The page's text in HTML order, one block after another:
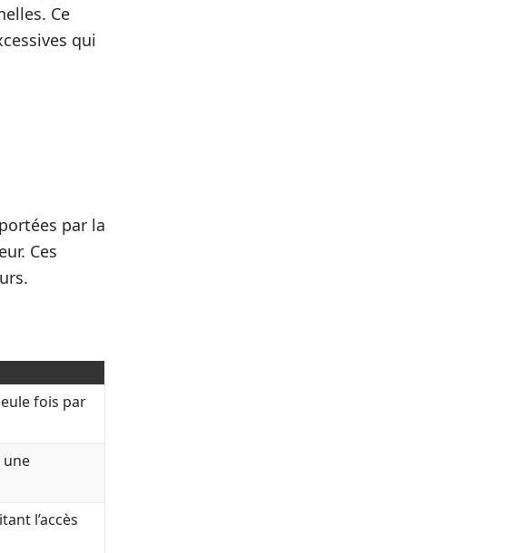
Ce
qui
par la
Ces
fois par
une
l’accès